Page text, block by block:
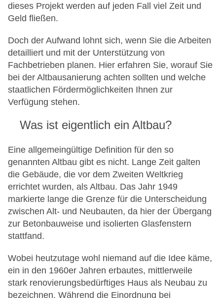
dieses Projekt werden auf jeden Fall viel Zeit und
Geld fließen.
Doch der Aufwand lohnt sich, wenn Sie die Arbeiten
detailliert und mit der Unterstützung von
Fachbetrieben planen. Hier erfahren Sie, worauf Sie
bei der Altbausanierung achten sollten und welche
staatlichen Fördermöglichkeiten Ihnen zur
Verfügung stehen.
Was ist eigentlich ein Altbau?
Eine allgemeingültige Definition für den so
genannten Altbau gibt es nicht. Lange Zeit galten
die Gebäude, die vor dem Zweiten Weltkrieg
errichtet wurden, als Altbau. Das Jahr 1949
markierte lange die Grenze für die Unterscheidung
zwischen Alt- und Neubauten, da hier der Übergang
zur Betonbauweise und isolierten Glasfenstern
stattfand.
Wobei heutzutage wohl niemand auf die Idee käme,
ein in den 1960er Jahren erbautes, mittlerweile
stark renovierungsbedürftiges Haus als Neubau zu
bezeichnen. Während die Einordnung bei